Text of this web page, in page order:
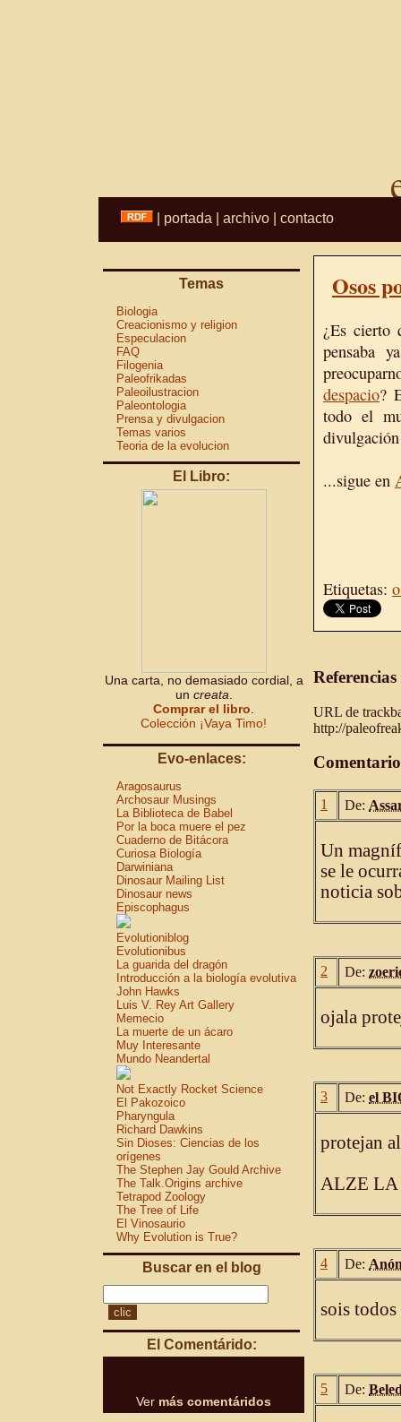
portada archivo contacto
Temas
Biologia
Creacionismo y religion
Especulacion
FAQ
Filogenia
Paleofrikadas
Paleoilustracion
Paleontologia
Prensa y divulgacion
Temas varios
Teoria de la evolucion
El Libro:
Una carta, no demasiado cordial, a
un creata
Comprar el libro
Colección ¡Vaya Timo!
Evo-enlaces:
Aragosaurus
Archosaur Musings
La Biblioteca de Babel
Por la boca muere el pez
Cuaderno de Bitácora
Curiosa Biología
Darwiniana
Dinosaur Mailing List
Dinosaur news
Episcophagus
Evolutioniblog
Evolutionibus
La guarida del dragón
Introducción a la biología evolutiva
John Hawks
Luis V. Rey Art Gallery
Memecio
La muerte de un ácaro
Muy Interesante
Mundo Neandertal
Not Exactly Rocket Science
El Pakozoico
Pharyngula
Richard Dawkins
Sin Dioses: Ciencias de los
orígenes
The Stephen Jay Gould Archive
The Talk.Origins archive
Tetrapod Zoology
The Tree of Life
El Vinosaurio
Why Evolution is True?
Buscar en el blog
El Comentárido:
Ver más comentáridos
Osos
¿Es cierto
pensaba
despacio?
todo el
...sigue en
Etiquetas:
URL de
http://
1 De:
Un
se le
noticia
2 De:
ojala
3 De: el
protejan
ALZE LA
4 De:
sois
5 De: